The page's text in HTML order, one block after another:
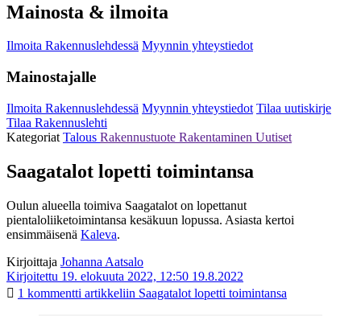
Mainosta & ilmoita
Ilmoita Rakennuslehdessä Myynnin yhteystiedot
Mainostajalle
Ilmoita Rakennuslehdessä Myynnin yhteystiedot Tilaa uutiskirje
Tilaa Rakennuslehti
Kategoriat Talous Rakennustuote Rakentaminen Uutiset
Saagatalot lopetti toimintansa
Oulun alueella toimiva Saagatalot on lopettanut
pientaloliiketoimintansa kesäkuun lopussa. Asiasta kertoi
ensimmäisenä Kaleva.
Kirjoittaja Johanna Aatsalo
Kirjoitettu 19. elokuuta 2022, 12:50 19.8.2022
1 kommentti artikkeliin Saagatalot lopetti toimintansa